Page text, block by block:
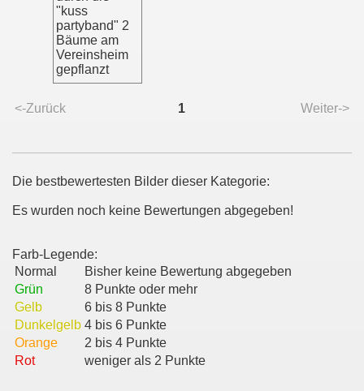
"kuss
partyband" 2
Bäume am
Vereinsheim
gepflanzt
<-Zurück 1 Weiter->
Die bestbewertesten Bilder dieser Kategorie:
Es wurden noch keine Bewertungen abgegeben!
Farb-Legende:
Normal
Bisher keine Bewertung abgegeben
Grün
8 Punkte oder mehr
Gelb
6 bis 8 Punkte
Dunkelgelb 4 bis 6 Punkte
Orange
2 bis 4 Punkte
Rot
weniger als 2 Punkte